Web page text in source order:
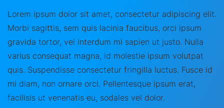
Lorem ipsum dolor sit amet, consectetur adipiscing elit.
Morbi sagittis, sem quis lacinia faucibus, orci ipsum
gravida tortor, vel interdum mi sapien ut justo. Nulla
varius consequat magna, id molestie ipsum volutpat
quis. Suspendisse consectetur fringilla luctus. Fusce id
mi diam, non ornare orci. Pellentesque ipsum erat,
facilisis ut venenatis eu, sodales vel dolor.